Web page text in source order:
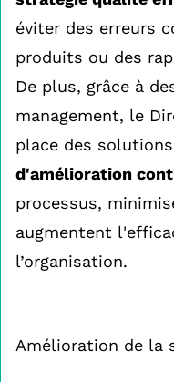
éviter des erreurs
produits ou des
De plus, grâce à
management, le
place des solutions
d'amélioration
processus,
augmentent
l’organisation.
Amélioration de la